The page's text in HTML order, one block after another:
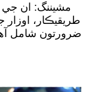
طريقيڪار، اوزار
ضرورتون شامل